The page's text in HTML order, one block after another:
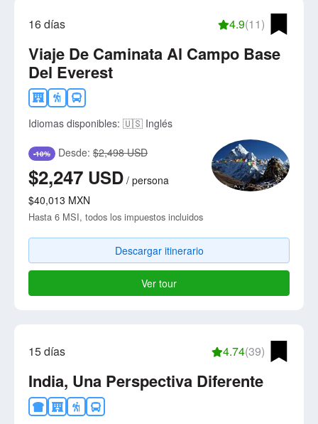
16 días 4.9(11)
Viaje De Caminata Al Campo Base
Del Everest
Idiomas disponibles: 🇺🇸 Inglés
-10% Desde: $2,498 USD
$2,247 USD / persona
$40,013 MXN
Hasta 6 MSI, todos los impuestos incluidos
Descargar itinerario
Ver tour
15 días 4.74(39)
India, Una Perspectiva Diferente